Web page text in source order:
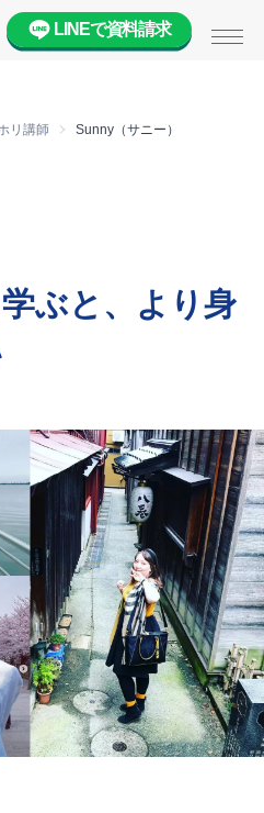
メ
LINEで資料請求
リ講師 Sunny（サニー）
ぶと、より身